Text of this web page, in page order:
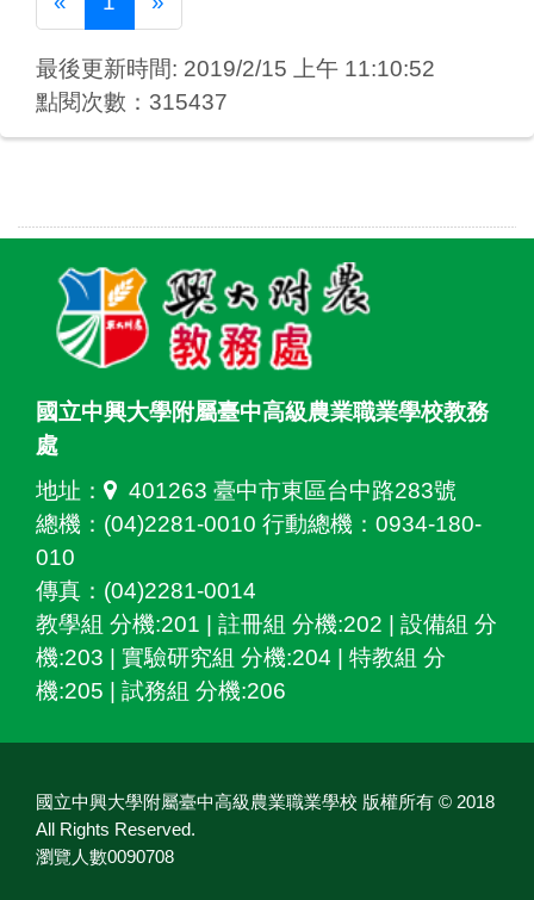
最後更新時間: 2019/2/15 上午 11:10:52
點閱次數：315437
國立中興大學附屬臺中高級農業職業學校教務
處
地址：
401263 臺中市東區台中路283號
總機：(04)2281-0010 行動總機：0934-180-
010
傳真：(04)2281-0014
教學組 分機:201 | 註冊組 分機:202 | 設備組 分
機:203 | 實驗研究組 分機:204 | 特教組 分
機:205 | 試務組 分機:206
國立中興大學附屬臺中高級農業職業學校 版權所有 © 2018
All Rights Reserved.
瀏覽人數0090708